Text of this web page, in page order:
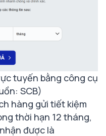
tuyến bằng công cụ
SCB)
hàng gửi tiết kiệm
thời hạn 12 tháng,
được là